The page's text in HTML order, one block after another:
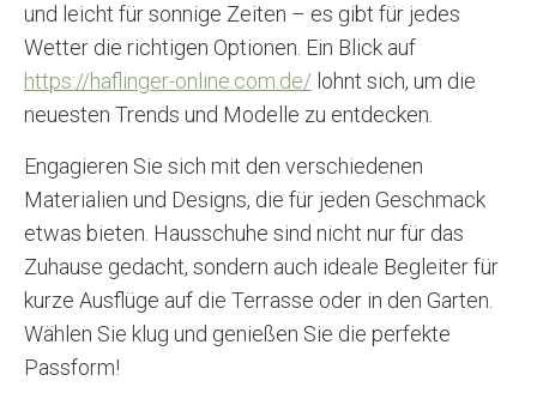
und leicht für sonnige Zeiten – es gibt für jedes
Wetter die richtigen Optionen. Ein Blick auf
https://haflinger-online.com.de/ lohnt sich, um die
neuesten Trends und Modelle zu entdecken.
Engagieren Sie sich mit den verschiedenen
Materialien und Designs, die für jeden Geschmack
etwas bieten. Hausschuhe sind nicht nur für das
Zuhause gedacht, sondern auch ideale Begleiter für
kurze Ausflüge auf die Terrasse oder in den Garten.
Wählen Sie klug und genießen Sie die perfekte
Passform!